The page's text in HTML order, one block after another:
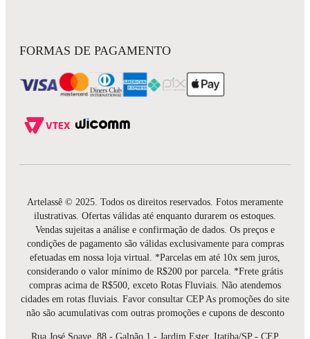
FORMAS DE PAGAMENTO
Artelassê © 2025. Todos os direitos reservados. Fotos meramente
ilustrativas. Ofertas válidas até enquanto durarem os estoques.
Vendas sujeitas a análise e confirmação de dados. Os preços e
condições de pagamento são válidas exclusivamente para compras
efetuadas em nossa loja virtual. *Parcelas em até 10x sem juros,
considerando o valor mínimo de R$200 por parcela. *Frete grátis
compras acima de R$500, exceto Rotas Fluviais. Não atendemos
cidades em rotas fluviais. Favor consultar CEP As promoções do site
não são acumulativas com outras promoções e cupons de desconto
Rua José Soave, 88 - Galpão 1 - Jardim Ester, Itatiba/SP - CEP